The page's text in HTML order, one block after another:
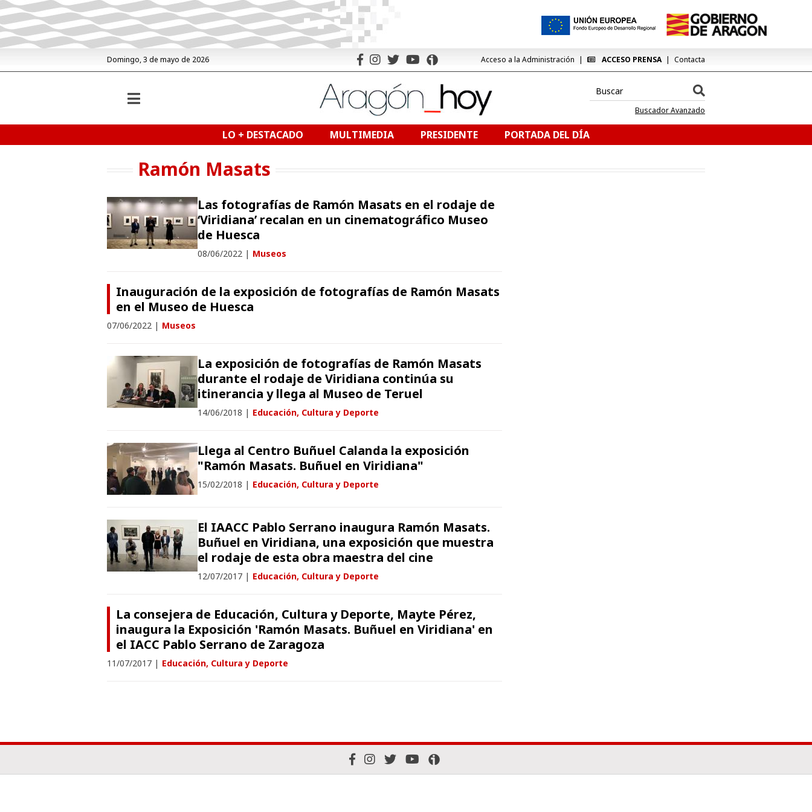
Domingo, 3 de mayo de 2026 Acceso a la Administración ACCESO PRENSA Contacta
Buscador Avanzado
LO + DESTACADO MULTIMEDIA PRESIDENTE PORTADA DEL DÍA
Ramón Masats
Las fotografías de Ramón Masats en el rodaje de
‘Viridiana’ recalan en un cinematográfico Museo
de Huesca
08/06/2022 | Museos
Inauguración de la exposición de fotografías de Ramón Masats
en el Museo de Huesca
07/06/2022 | Museos
La exposición de fotografías de Ramón Masats
durante el rodaje de Viridiana continúa su
itinerancia y llega al Museo de Teruel
14/06/2018 | Educación, Cultura y Deporte
Llega al Centro Buñuel Calanda la exposición
"Ramón Masats. Buñuel en Viridiana"
15/02/2018 | Educación, Cultura y Deporte
El IAACC Pablo Serrano inaugura Ramón Masats.
Buñuel en Viridiana, una exposición que muestra
el rodaje de esta obra maestra del cine
12/07/2017 | Educación, Cultura y Deporte
La consejera de Educación, Cultura y Deporte, Mayte Pérez,
inaugura la Exposición 'Ramón Masats. Buñuel en Viridiana' en
el IACC Pablo Serrano de Zaragoza
11/07/2017 | Educación, Cultura y Deporte